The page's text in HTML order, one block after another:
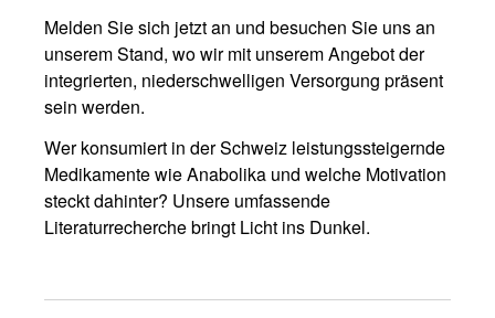
Melden Sie sich jetzt an und besuchen Sie uns an
unserem Stand, wo wir mit unserem Angebot der
integrierten, niederschwelligen Versorgung präsent
sein werden.
Wer konsumiert in der Schweiz leistungssteigernde
Medikamente wie Anabolika und welche Motivation
steckt dahinter? Unsere umfassende
Literaturrecherche bringt Licht ins Dunkel.